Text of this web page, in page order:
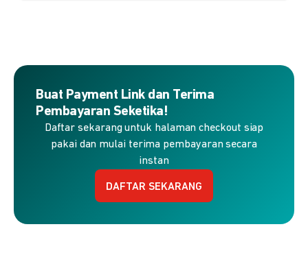
Buat Payment Link dan Terima
Pembayaran Seketika!
Daftar sekarang untuk halaman checkout siap
pakai dan mulai terima pembayaran secara
instan
DAFTAR SEKARANG